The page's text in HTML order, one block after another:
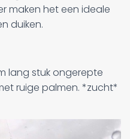
maken het een ideale
duiken.
lang stuk ongerepte
ruige palmen. *zucht*